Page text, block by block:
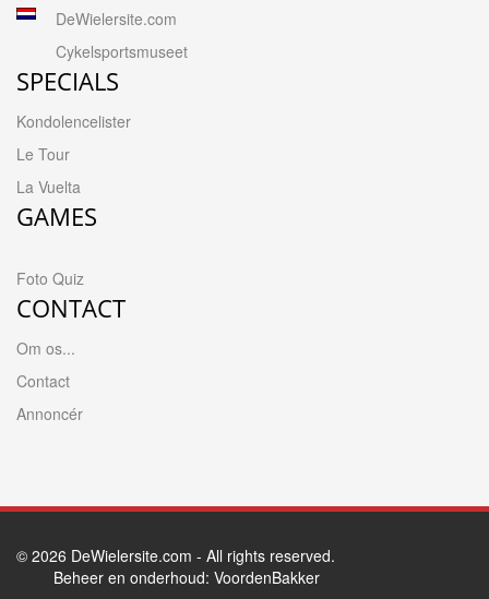
DeWielersite.com
Cykelsportsmuseet
SPECIALS
Kondolencelister
Le Tour
La Vuelta
GAMES
Foto Quiz
CONTACT
Om os...
Contact
Annoncér
© 2026 DeWielersite.com - All rights reserved.
Beheer en onderhoud: VoordenBakker